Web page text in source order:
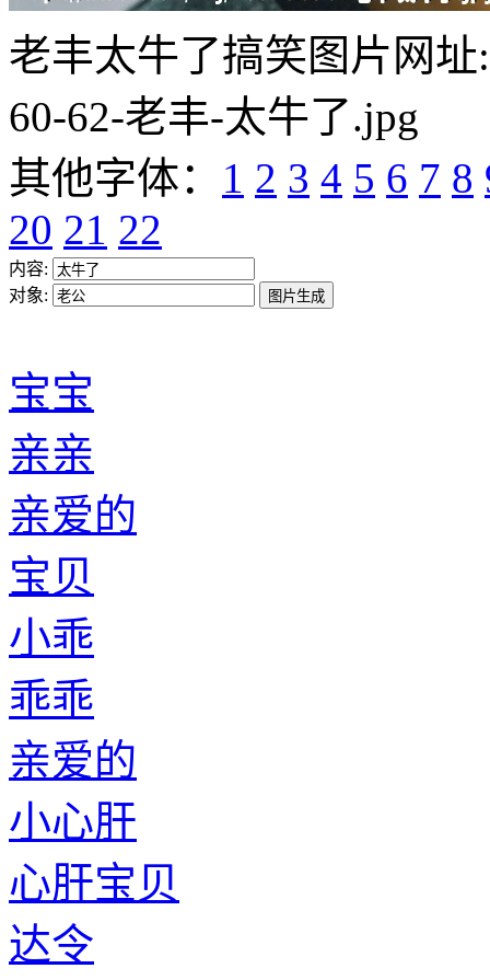
老丰太牛了搞笑图片网址
60-62-老丰-太牛了.jpg
其他字体： 1 2 3 4 5 6 7 8
20 21 22
内容:
对象:
宝宝
亲亲
亲爱的
宝贝
小乖
乖乖
亲爱的
小心肝
心肝宝贝
达令